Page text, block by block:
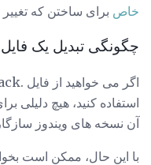
خاص برای ساختن که تغییر
چگونگی تبدیل یک فایل Themepack
استفاده کنید، هیچ دلیلی
آن نسخه های ویندوز سازگار